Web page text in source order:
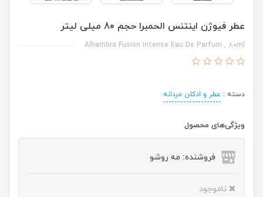
عطر فیوژن اینتنس الحمبرا حجم 80 میلی لیتر
Alhambra Fusion Intense Eau De Parfum , 80ml
دسته : عطر و ادکلن مردانه
ویژگی‌های محصول
فروشنده: مه رو‌شو
ناموجود